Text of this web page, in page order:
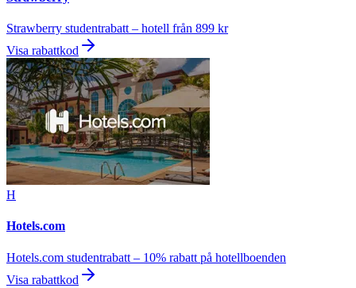
Strawberry studentrabatt – hotell från 899 kr
Visa rabattkod
H
Hotels.com
Hotels.com studentrabatt – 10% rabatt på hotellboenden
Visa rabattkod